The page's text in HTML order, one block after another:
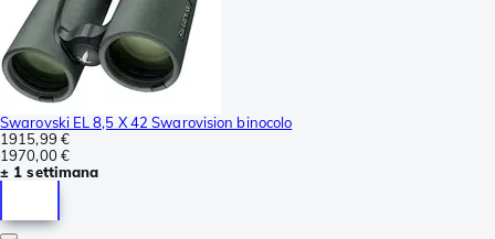
Swarovski EL 8,5 X 42 Swarovision binocolo
1915,99 €
1970,00 €
± 1 settimana